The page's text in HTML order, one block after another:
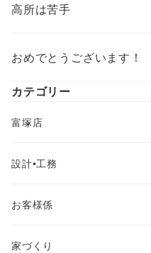
高所は苦手
おめでとうございます！
カテゴリー
富塚店
設計•工務
お客様係
家づくり